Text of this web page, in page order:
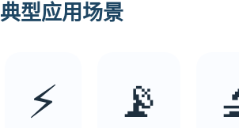
典型应用场景
⚡ 📡